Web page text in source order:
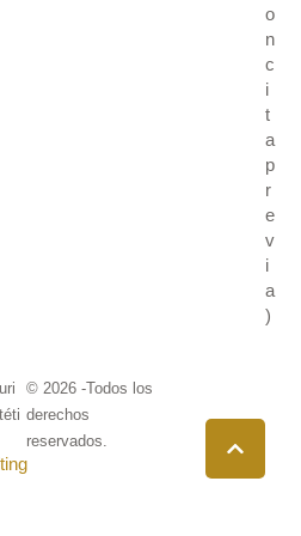
o
n
c
i
t
a
p
r
e
v
i
a
)
© 2026 -Todos los
derechos
reservados.